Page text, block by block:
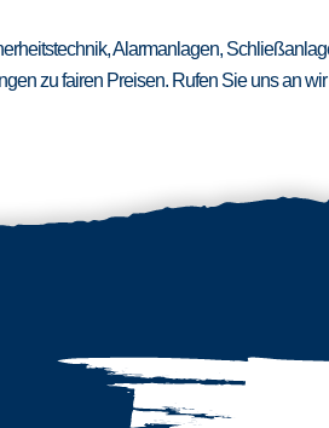
Alarmanlagen,
zu fairen Preisen. Rufen Sie uns an